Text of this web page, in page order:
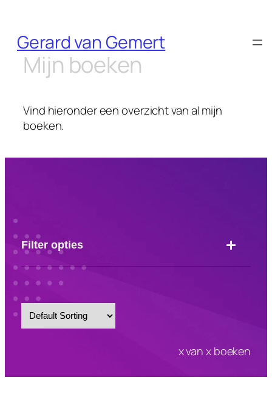
content
Gerard van Gemert
Mijn boeken
Vind hieronder een overzicht van al mijn
boeken.
Filter opties
xvan xboeken